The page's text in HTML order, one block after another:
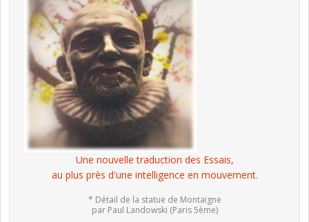
Une nouvelle traduction des Essais,
au plus près d'une intelligence en mouvement.
* Détail de la statue de Montaigne
par Paul Landowski (Paris 5ème)